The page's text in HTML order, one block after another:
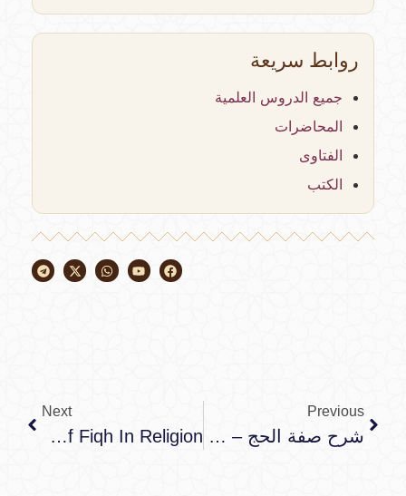
روابط سريعة
جميع الدروس العلمية
المحاضرات
الفتاوى
الكتب
Previous
شرح صفة الحج – الشيخ ابن باز
Next
Commentary And Explanation On The Book Of Fasting From Manhaj As-Sālikīn And Clarification Of Fiqh In Religion